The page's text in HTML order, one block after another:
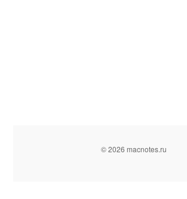
© 2026 macnotes.ru